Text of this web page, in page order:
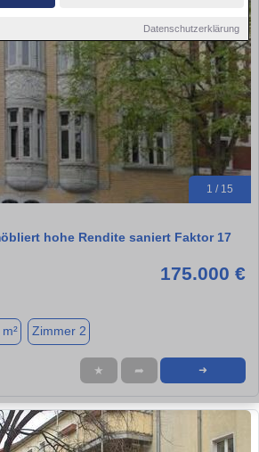
Datenschutzerklärung
1 / 15
hohe Rendite saniert Faktor 17
175.000 €
Zimmer 2
★ ➦ ➜